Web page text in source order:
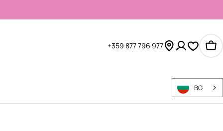
+359 877 796 977
BG